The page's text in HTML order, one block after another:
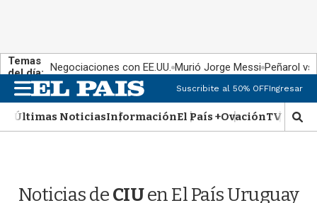
Temas
del día: Negociaciones con EE.UU. Murió Jorge Messi Peñarol
M
e
n
u
Suscribite al 50% OFFIngresar
Últimas NoticiasInformaciónEl País +OvaciónTV Show
M
o
a
Noticias deCIUen El País Uruguay